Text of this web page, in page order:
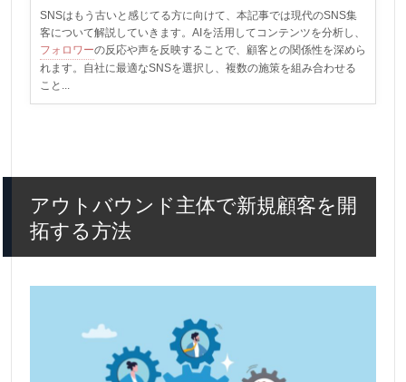
SNSはもう古いと感じてる方に向けて、本記事では現代のSNS集
客について解説していきます。AIを活用してコンテンツを分析し、
フォロワーの反応や声を反映することで、顧客との関係性を深めら
れます。自社に最適なSNSを選択し、複数の施策を組み合わせる
こと...
アウトバウンド主体で新規顧客を開
拓する方法